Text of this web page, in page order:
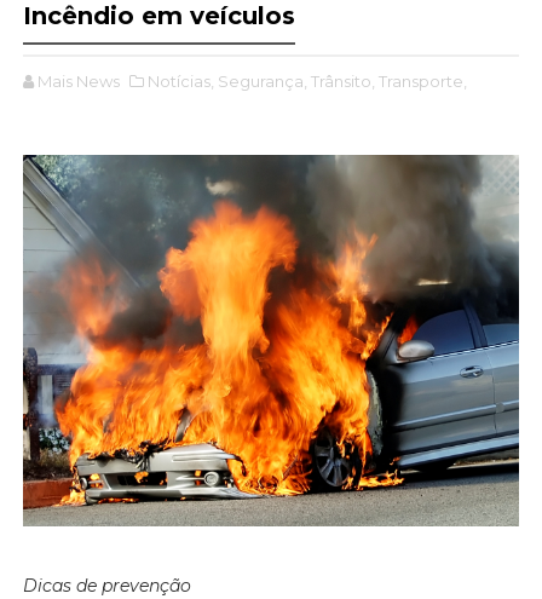
Incêndio em veículos
Mais News Notícias, Segurança, Trânsito, Transporte,
Dicas de prevenção